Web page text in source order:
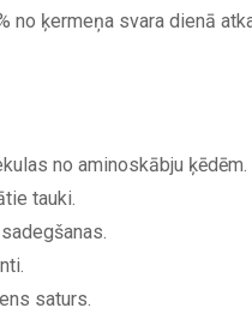
no ķermeņa svara dienā
no aminoskābju ķēdēm.
tauki.
saturs.